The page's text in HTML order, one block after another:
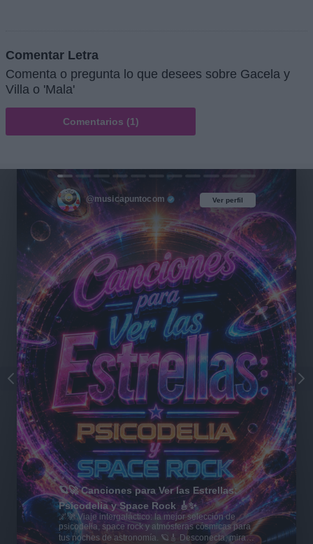
Comentar Letra
Comenta o pregunta lo que desees sobre Gacela y
Villa o 'Mala'
Comentarios (1)
Ver perfil
@musicapuntocom Ver perfil
🪐🚀 Canciones para Ver las Estrellas:
Psicodelia y Space Rock 🎸✨
🌌🚀 Viaje intergaláctico: la mejor selección de
psicodelia, space rock y atmósferas cósmicas para
tus noches de astronomía. 🪐🎸 Desconecta, mira